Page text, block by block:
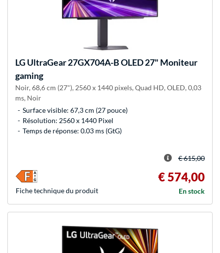
LG UltraGear 27GX704A-B OLED 27" Moniteur
gaming
Noir, 68,6 cm (27"), 2560 x 1440 pixels, Quad HD, OLED, 0,03
ms, Noir
Surface visible: 67,3 cm (27 pouce)
Résolution: 2560 x 1440 Pixel
Temps de réponse: 0.03 ms (GtG)
€ 615,00
€ 574,00
En stock
Fiche technique du produit